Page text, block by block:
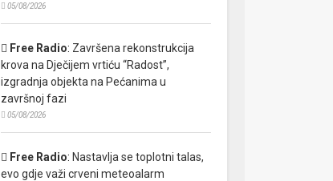
05/08/2026
Free Radio: Završena rekonstrukcija
krova na Dječijem vrtiću “Radost”,
izgradnja objekta na Pećanima u
završnoj fazi
05/08/2026
Free Radio: Nastavlja se toplotni talas,
evo gdje važi crveni meteoalarm